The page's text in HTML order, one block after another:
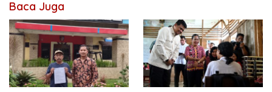
Baca Juga